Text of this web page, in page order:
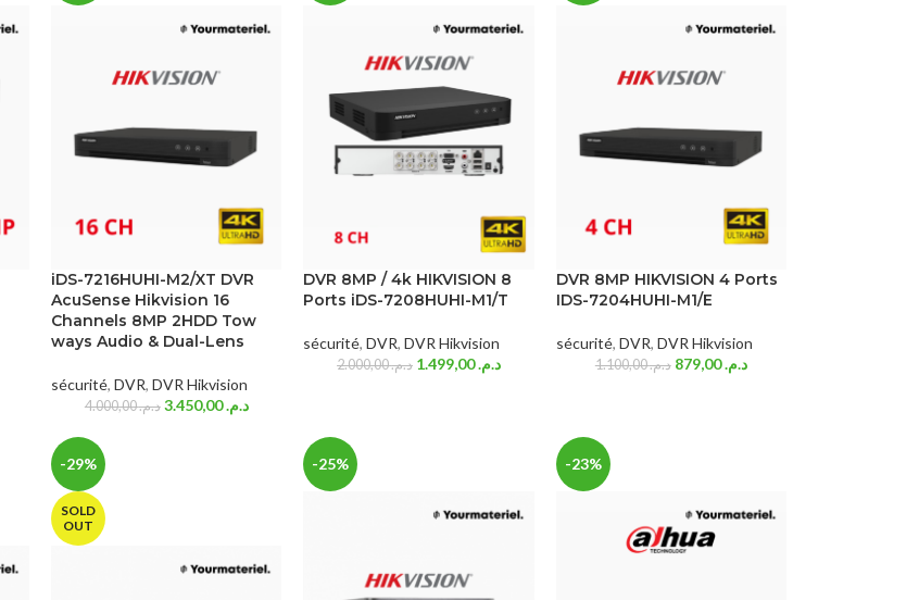
iDS-7216HUHI-M2/XT DVR
AcuSense Hikvision 16
Channels 8MP 2HDD Tow
ways Audio & Dual-Lens
sécurité, DVR, DVR Hikvision
د.م.4.000,00 د.م.3.450,00
DVR 8MP / 4k HIKVISION 8
Ports iDS-7208HUHI-M1/T
sécurité, DVR, DVR Hikvision
د.م.2.000,00 د.م.1.499,00
DVR 8MP HIKVISION 4 Ports
IDS-7204HUHI-M1/E
sécurité, DVR, DVR Hikvision
د.م.1.100,00 د.م.879,00
-29%
SOLD
OUT
-25% -23%